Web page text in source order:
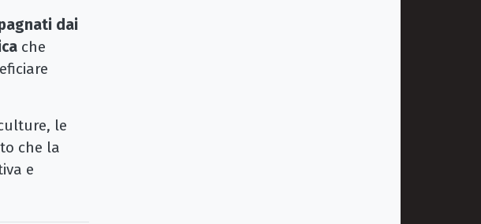
dai
che
le
che la
e